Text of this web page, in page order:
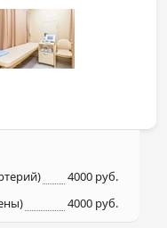
4000 руб.
4000 руб.